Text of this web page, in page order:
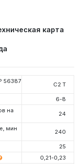
карта
56387 C2 Т
6-8
на
24
мин 240
25
0,21-0,23